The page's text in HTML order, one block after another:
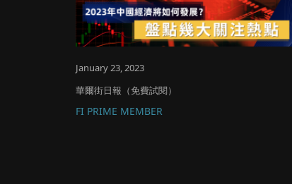
January 23, 2023
華爾街日報（免費試閱）
FI PRIME MEMBER